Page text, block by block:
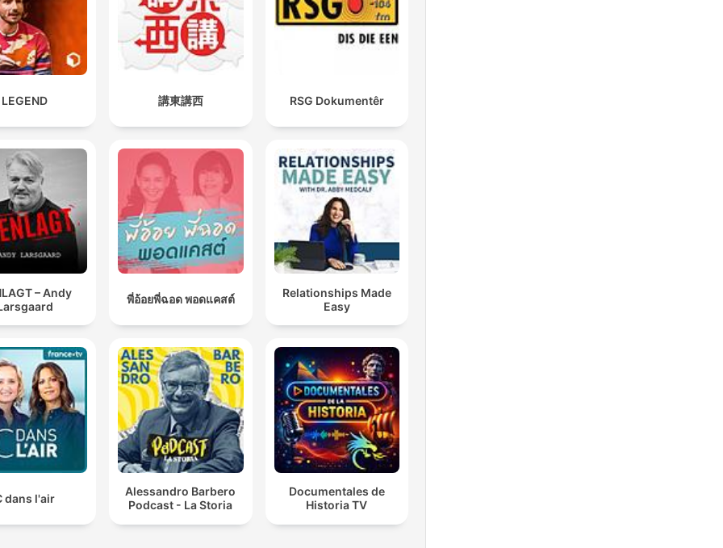
LEGEND 講東講西 RSG Dokumentêr
– Andy
พี่อ้อยพี่ฉอด พอดแคสต์
Relationships Made
Easy
dans l'air
Alessandro Barbero
Podcast - La Storia
Documentales de
Historia TV